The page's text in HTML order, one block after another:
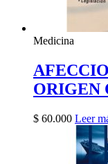
Medicina
ORIGEN
$ 60.000 Leer